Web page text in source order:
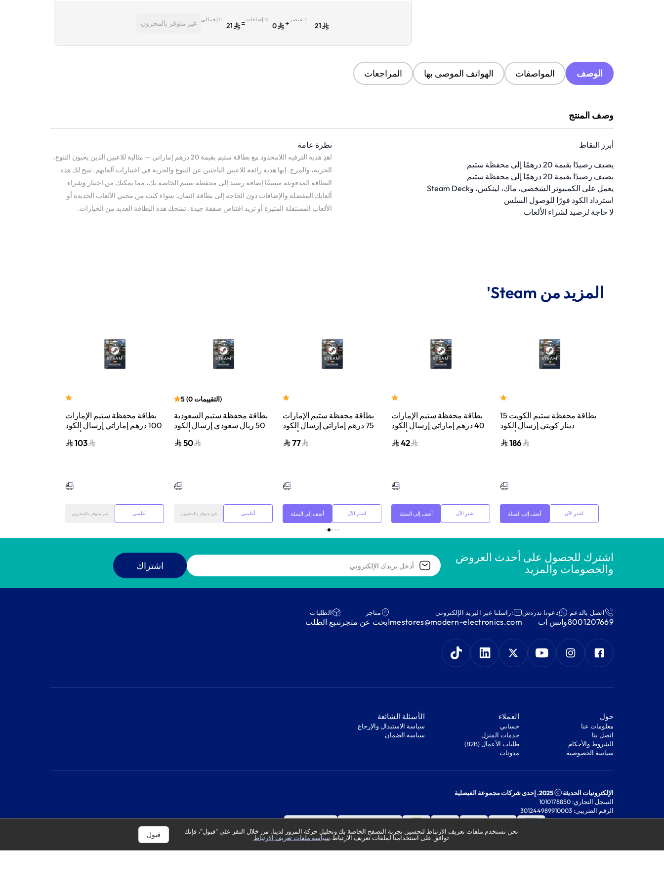
1 عنصر
21
+ 0 إضافات
0
= الإجمالي
21 غير متوفر بالمخزون
الوصف المواصفات الهواتف الموصى بها المراجعات
وصف المنتج
أبرز النقاط
يضيف رصيدًا بقيمة 20 درهمًا إلى محفظة ستيم
يضيف رصيدًا بقيمة 20 درهمًا إلى محفظة ستيم
يعمل على الكمبيوتر الشخصي، ماك، لينكس، وSteam Deck
استرداد الكود فورًا للوصول السلس
لا حاجة لرصيد لشراء الألعاب
نظرة عامة
اهدِ هدية الترفيه اللامحدود مع بطاقة ستيم بقيمة 20 درهم إماراتي — مثالية للاعبين الذين يحبون التنوع،
الحرية، والمرح. إنها هدية رائعة للاعبين الباحثين عن التنوع والحرية في اختيارات ألعابهم. تتيح لك هذه
البطاقة المدفوعة مسبقًا إضافة رصيد إلى محفظة ستيم الخاصة بك، مما يمكنك من اختيار وشراء
ألعابك المفضلة والإضافات دون الحاجة إلى بطاقة ائتمان. سواء كنت من محبي الألعاب الجديدة أو
الألعاب المستقلة المثيرة أو تريد اقتناص صفقة جيدة، تمنحك هذه البطاقة العديد من الخيارات.
المزيد من Steam'
بطاقة محفظة ستيم الإمارات
100 درهم إماراتي إرسال الكود
الرقمي بالبريد الإلكتروني ألوان
متعددة
103
غير متوفر بالمخزون أعلمني
5(0 التقييمات)
بطاقة محفظة ستيم السعودية
50 ريال سعودي إرسال الكود
الرقمي بالبريد الإلكتروني ألوان
متعددة
50
غير متوفر بالمخزون أعلمني
بطاقة محفظة ستيم الإمارات
75 درهم إماراتي إرسال الكود
الرقمي بالبريد الإلكتروني ألوان
متعددة
77
أضف إلى السلة اشترِ الآن
بطاقة محفظة ستيم الإمارات
40 درهم إماراتي إرسال الكود
الرقمي بالبريد الإلكتروني ألوان
متعددة
42
أضف إلى السلة اشترِ الآن
بطاقة محفظة ستيم الكويت 15
دينار كويتي إرسال الكود
الرقمي بالبريد الإلكتروني ألوان
متعددة
186
أضف إلى السلة اشترِ الآن
اشترك للحصول على أحدث العروض
والخصومات والمزيد
اشتراك
اتصل بالدعم
8001207669
دعونا ندردش
واتس اب
:راسلنا عبر البريد الإلكتروني
mestores@modern-electronics.com
متاجر
ابحث عن متجر
‫الطلبات‬
‫تتبع الطلب‬
‫حول‬
معلومات عنا
اتصل بنا
‫الشروط والأحكام‬
‫سياسة الخصوصية‬
‫العملاء‬
‫حسابي‬
‫خدمات المنزل‬
‫طلبات الأعمال (B2B)‬
مدونات
‫الأسئلة الشائعة‬
‫سياسة الاستبدال والإرجاع‬
‫سياسة الضمان‬
الإلكترونيات الحديثة
2025. إحدى شركات مجموعة الفيصلية
السجل التجاري: 1010178850
الرقم الضريبي: 301244989910003
نحن نستخدم ملفات تعريف الارتباط لتحسين تجربة التصفح الخاصة بك وتحليل حركة المرور لدينا. من خلال النقر على "قبول"، فإنك
توافق على استخدامنا لملفات تعريف الارتباط.سياسة ملفات تعريف الارتباط قبول